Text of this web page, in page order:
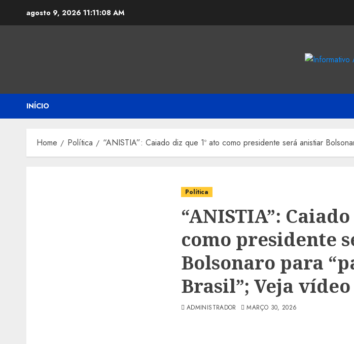
agosto 9, 2026 11:11:09 AM
INÍCIO
Home Política “ANISTIA”: Caiado diz que 1º ato como presidente será anistiar
Política
“ANISTIA”:
como presidente
Bolsonaro para
Brasil”; Veja vídeo
ADMINISTRADOR MARÇO 30, 2026